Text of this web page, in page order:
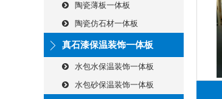
陶瓷薄板一体板
陶瓷仿石材一体板
真石漆保温装饰一体板
水包水保温装饰一体板
水包砂保温装饰一体板